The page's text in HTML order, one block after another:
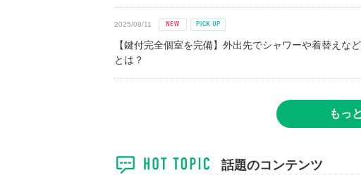
2025/08/11
【鍵付完全個室を完備】外出先でシャワーや着替えな
とは？
もっ
話題のコンテンツ